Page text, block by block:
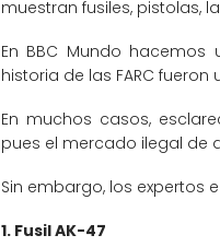
muestran fusiles, pistolas,
En BBC Mundo
historia de las FARC
En muchos casos,
pues el mercado ilegal de
Sin embargo, los expertos
1. Fusil AK-47